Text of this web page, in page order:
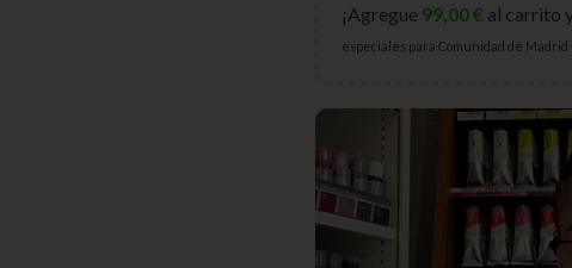
¡Agregue 99,00€ al carrito
especiales para Comunidad de Madrid